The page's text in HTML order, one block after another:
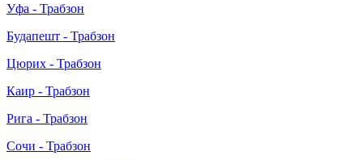
Уфа - Трабзон
Будапешт - Трабзон
Цюрих - Трабзон
Каир - Трабзон
Рига - Трабзон
Сочи - Трабзон